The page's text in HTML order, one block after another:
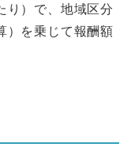
り）で、地域区分
）を乗じて報酬額